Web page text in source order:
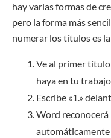
hay varias formas de
pero la forma más
numerar los títulos es
Ve al primer
haya en tu
Escribe «1.»
Word reconocerá
automáticamente